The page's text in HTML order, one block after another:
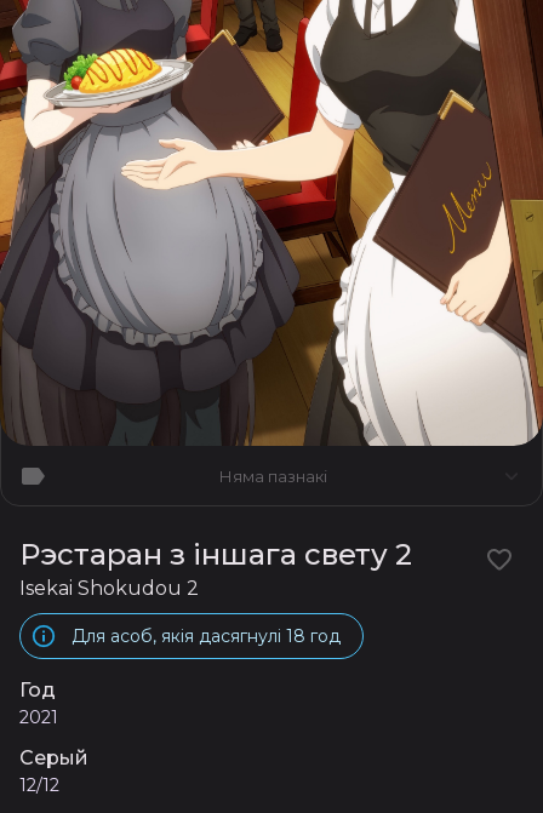
Няма пазнакі
Рэстаран з іншага свету 2
Isekai Shokudou 2
Для асоб, якія дасягнулі 18 год
Год
2021
Серый
12/12